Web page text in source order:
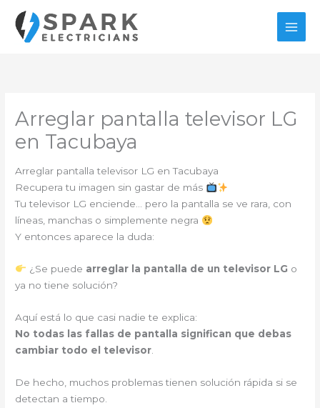
contenido
Arreglar pantalla televisor LG
en Tacubaya
Arreglar pantalla televisor LG en Tacubaya
Recupera tu imagen sin gastar de más
Tu televisor LG enciende… pero la pantalla se ve rara, con
líneas, manchas o simplemente negra
Y entonces aparece la duda:
¿Se puede arreglar la pantalla de un televisor LG o
ya no tiene solución?
Aquí está lo que casi nadie te explica:
No todas las fallas de pantalla significan que debas
cambiar todo el televisor
De hecho, muchos problemas tienen solución rápida si se
detectan a tiempo.